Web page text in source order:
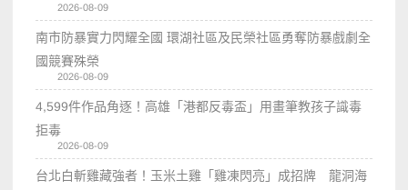
2026-08-09
南市防暴實力閃耀全國 環湖社區及民榮社區勇奪防暴戲劇全
國競賽殊榮
2026-08-09
4,599件作品角逐！高雄「港都反毒盃」用畫筆教孩子識毒
拒毒
2026-08-09
台北白斬雞藏強者！玉米土雞「雞凍閃亮」成招牌 龍洞海